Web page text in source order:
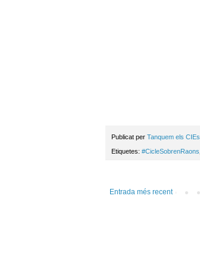
Publicat per Tanquem els CIEs
Etiquetes: #CicleSobrenRaons
Entrada més recent